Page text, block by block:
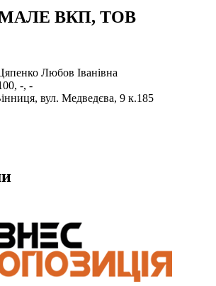
ВКП, ТОВ
Любов Іванівна
-, -
вул. Медведєва, 9 к.185